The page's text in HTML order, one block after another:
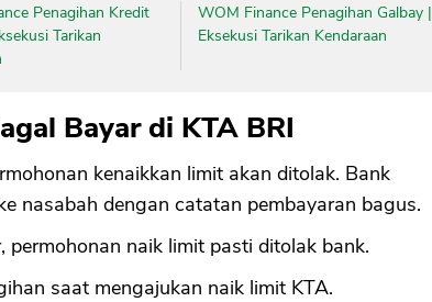
Penagihan Kredit
Tarikan
WOM Finance Penagihan Galbay |
Eksekusi Tarikan Kendaraan
Bayar di KTA BRI
kenaikkan limit akan ditolak. Bank
nasabah dengan catatan pembayaran bagus.
naik limit pasti ditolak bank.
saat mengajukan naik limit KTA.